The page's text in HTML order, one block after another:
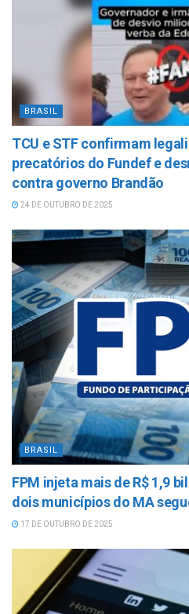
BRASIL
TCU e STF confirmam
precatórios do Fundef e
contra governo Brandão
24 DE OUTUBRO DE 2025
BRASIL
FPM injeta mais de R$ 1,9
dois municípios do MA
17 DE OUTUBRO DE 2025